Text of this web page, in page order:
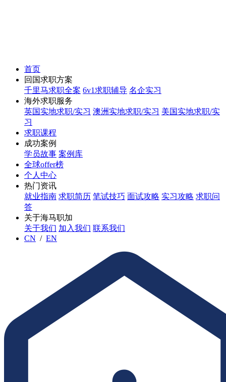
首页
回国求职方案
千里马求职全案 6v1求职辅导 名企实习
海外求职服务
英国实地求职/实习 澳洲实地求职/实习 美国实地求职/实
习
求职课程
成功案例
学员故事 案例库
全球offer榜
个人中心
热门资讯
就业指南 求职简历 笔试技巧 面试攻略 实习攻略 求职问
答
关于海马职加
关于我们 加入我们 联系我们
CN / EN